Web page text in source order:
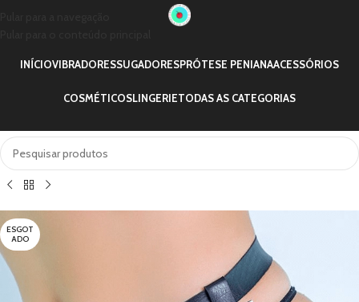
INÍCIOVIBRADORESSUGADORESPRÓTESE PENIANAACESSÓRIOS
COSMÉTICOSLINGERIETODAS AS CATEGORIAS
ESGOT
ADO